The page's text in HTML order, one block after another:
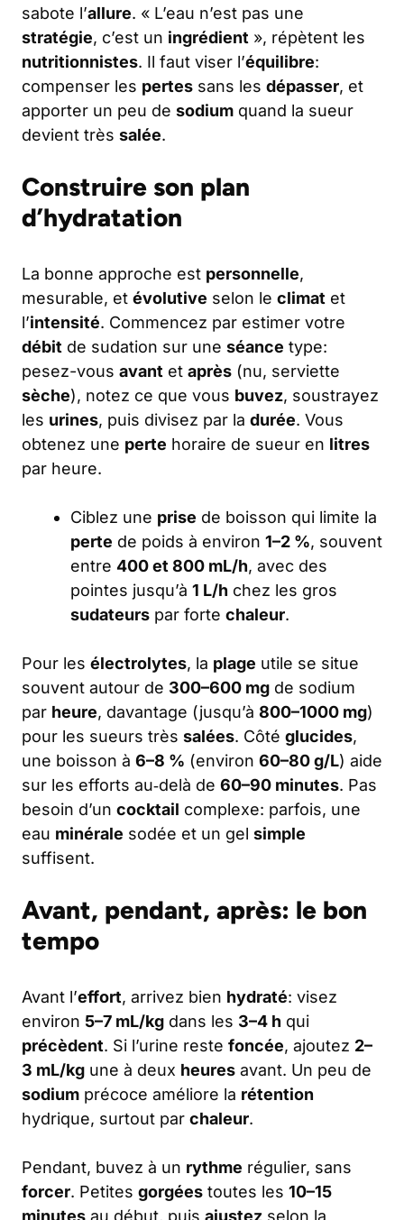
sabote l’allure. « L’eau n’est pas une
stratégie, c’est un ingrédient », répètent les
nutritionnistes. Il faut viser l’équilibre:
compenser les pertes sans les dépasser, et
apporter un peu de sodium quand la sueur
devient très salée.
Construire son plan
d’hydratation
La bonne approche est personnelle,
mesurable, et évolutive selon le climat et
l’intensité. Commencez par estimer votre
débit de sudation sur une séance type:
pesez-vous avant et après (nu, serviette
sèche), notez ce que vous buvez, soustrayez
les urines, puis divisez par la durée. Vous
obtenez une perte horaire de sueur en litres
par heure.
Ciblez une prise de boisson qui limite la
perte de poids à environ 1–2 %, souvent
entre 400 et 800 mL/h, avec des
pointes jusqu’à 1 L/h chez les gros
sudateurs par forte chaleur.
Pour les électrolytes, la plage utile se situe
souvent autour de 300–600 mg de sodium
par heure, davantage (jusqu’à 800–1000 mg)
pour les sueurs très salées. Côté glucides,
une boisson à 6–8 % (environ 60–80 g/L) aide
sur les efforts au‑delà de 60–90 minutes. Pas
besoin d’un cocktail complexe: parfois, une
eau minérale sodée et un gel simple
suffisent.
Avant, pendant, après: le bon
tempo
Avant l’effort, arrivez bien hydraté: visez
environ 5–7 mL/kg dans les 3–4 h qui
précèdent. Si l’urine reste foncée, ajoutez 2–
3 mL/kg une à deux heures avant. Un peu de
sodium précoce améliore la rétention
hydrique, surtout par chaleur.
Pendant, buvez à un rythme régulier, sans
forcer. Petites gorgées toutes les 10–15
minutes au début, puis ajustez selon la